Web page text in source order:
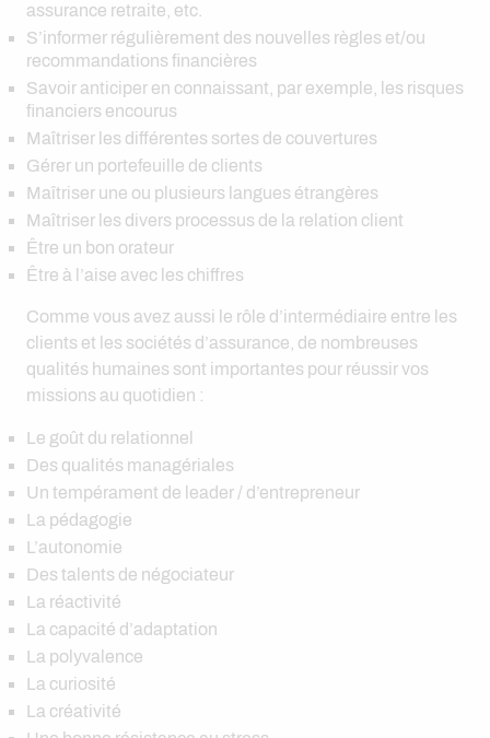
assurance retraite, etc.
S’informer régulièrement des nouvelles règles et/ou
recommandations financières
Savoir anticiper en connaissant, par exemple, les risques
financiers encourus
Maîtriser les différentes sortes de couvertures
Gérer un portefeuille de clients
Maîtriser une ou plusieurs langues étrangères
Maîtriser les divers processus de la relation client
Être un bon orateur
Être à l’aise avec les chiffres
Comme vous avez aussi le rôle d’intermédiaire entre les
clients et les sociétés d’assurance, de nombreuses
qualités humaines sont importantes pour réussir vos
missions au quotidien :
Le goût du relationnel
Des qualités managériales
Un tempérament de leader / d’entrepreneur
La pédagogie
L’autonomie
Des talents de négociateur
La réactivité
La capacité d’adaptation
La polyvalence
La curiosité
La créativité